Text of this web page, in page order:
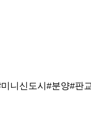
니신도시 #분양#판